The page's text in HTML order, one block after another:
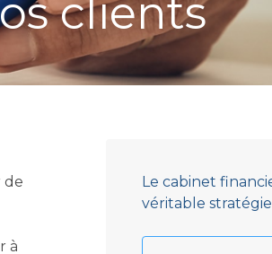
clients
de
à
Le cabinet
véritable